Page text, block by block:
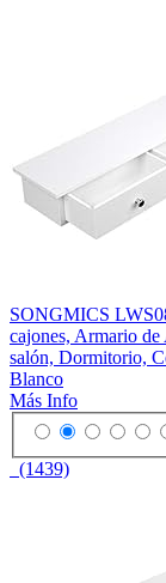
SONGMICS
cajones, Armario
salón, Dormitorio,
Blanco
Más Info
(1439)